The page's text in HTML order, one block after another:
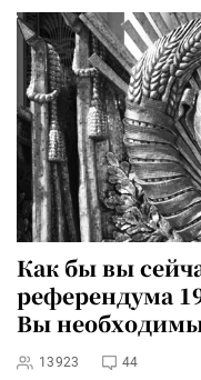
Как бы вы
референдума
Вы
13923 44